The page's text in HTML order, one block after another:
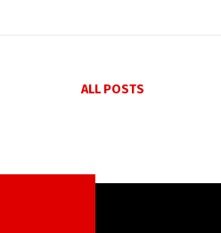
ALL POSTS